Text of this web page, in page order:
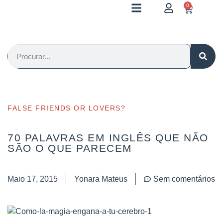
0
FALSE FRIENDS OR LOVERS?
70 PALAVRAS EM INGLÊS QUE NÃO
SÃO O QUE PARECEM
Maio 17, 2015 Yonara Mateus Sem comentários